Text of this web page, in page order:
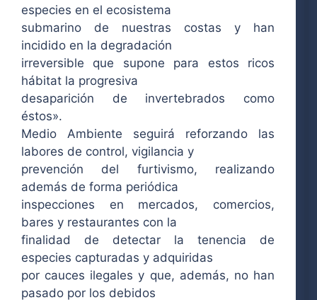
especies en el ecosistema
submarino de nuestras costas y han
incidido en la degradación
irreversible que supone para estos ricos
hábitat la progresiva
desaparición de invertebrados como
éstos».
Medio Ambiente seguirá reforzando las
labores de control, vigilancia y
prevención del furtivismo, realizando
además de forma periódica
inspecciones en mercados, comercios,
bares y restaurantes con la
finalidad de detectar la tenencia de
especies capturadas y adquiridas
por cauces ilegales y que, además, no han
pasado por los debidos